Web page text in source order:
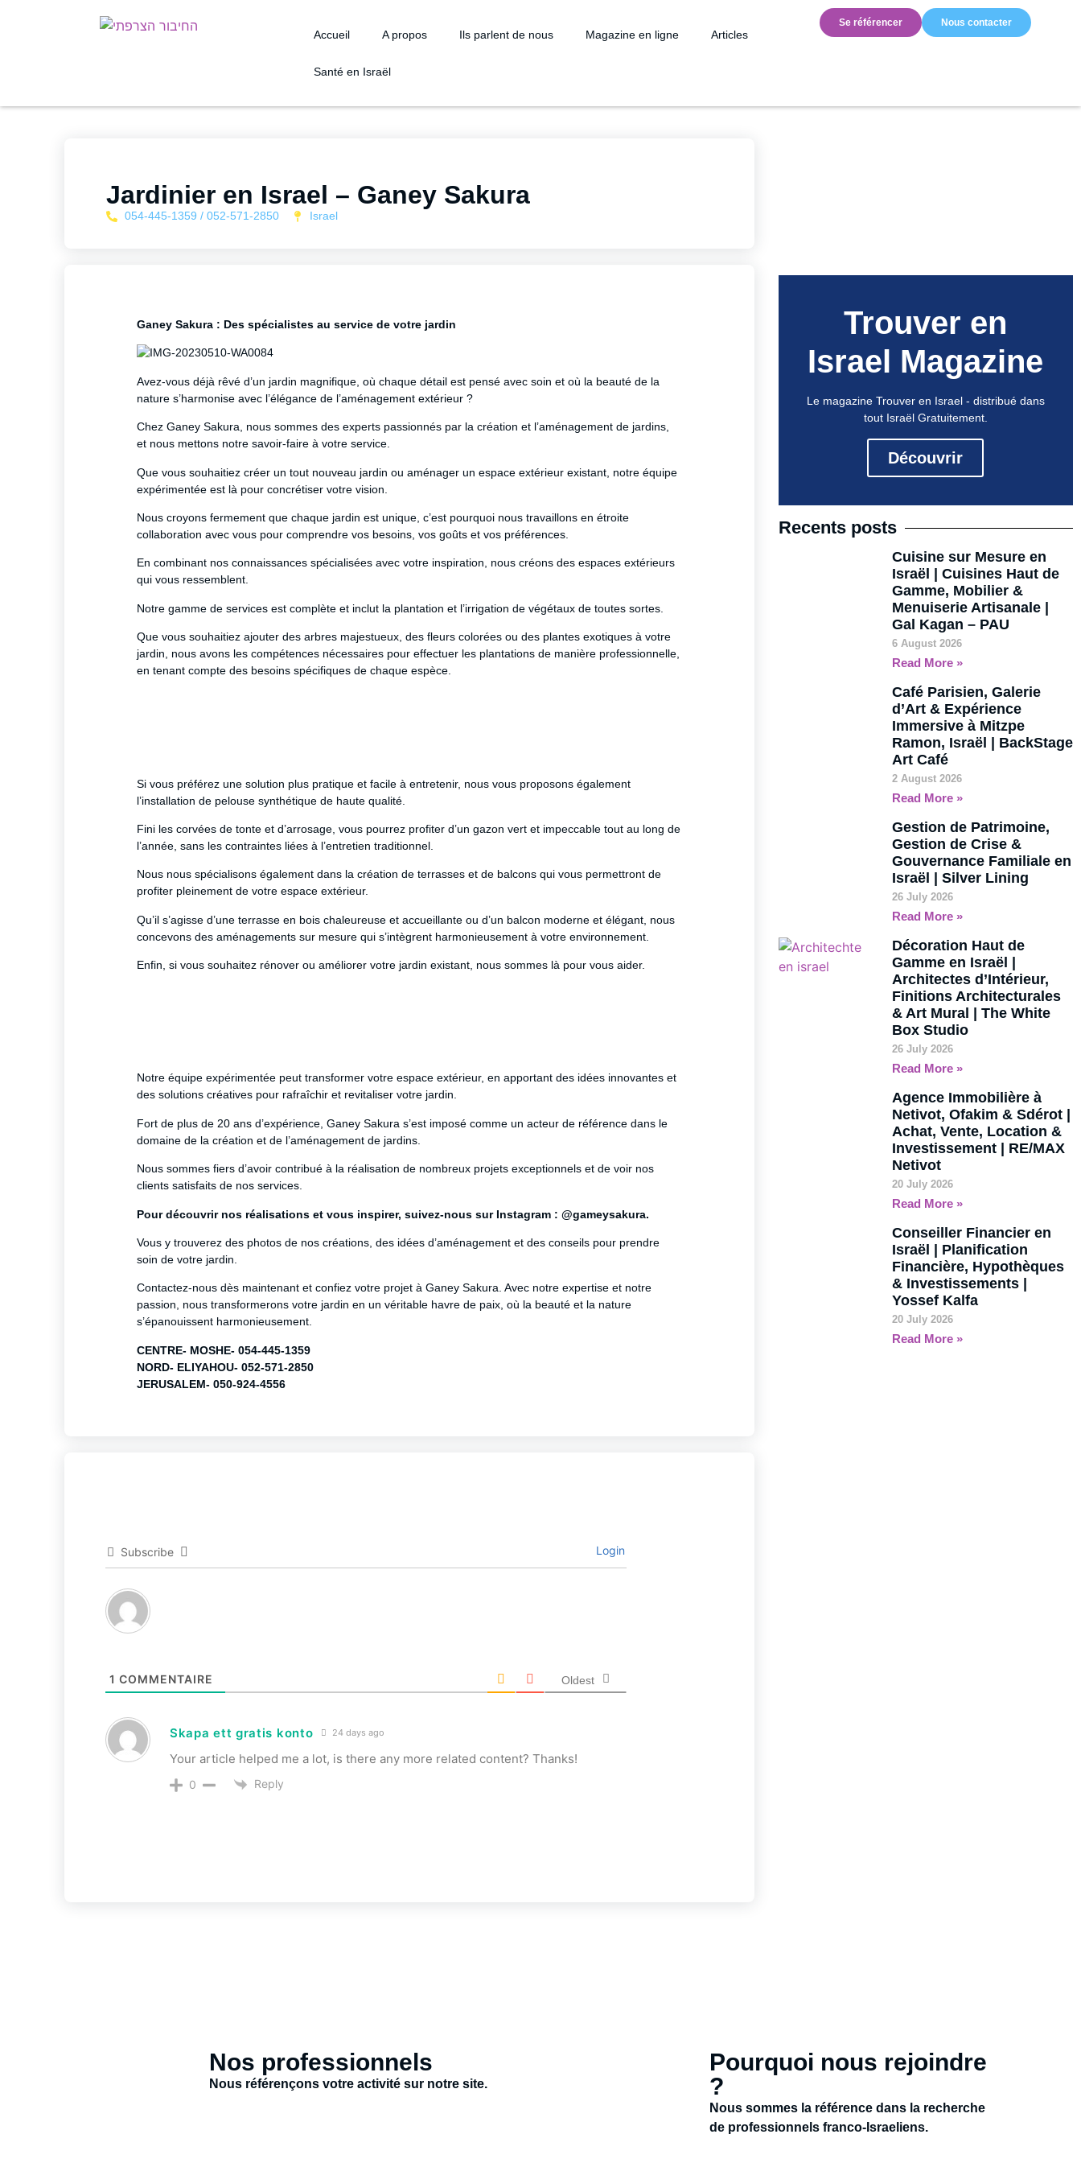
Accueil A propos Ils parlent de nous Magazine en ligne Articles
Santé en Israël
Se référencer Nous contacter
Jardinier en Israel – Ganey Sakura
054-445-1359 / 052-571-2850 Israel
Ganey Sakura : Des spécialistes au service de votre jardin
Avez-vous déjà rêvé d’un jardin magnifique, où chaque détail est pensé avec soin et où la beauté de la
nature s’harmonise avec l’élégance de l’aménagement extérieur ?
Chez Ganey Sakura, nous sommes des experts passionnés par la création et l’aménagement de jardins,
et nous mettons notre savoir-faire à votre service.
Que vous souhaitiez créer un tout nouveau jardin ou aménager un espace extérieur existant, notre équipe
expérimentée est là pour concrétiser votre vision.
Nous croyons fermement que chaque jardin est unique, c’est pourquoi nous travaillons en étroite
collaboration avec vous pour comprendre vos besoins, vos goûts et vos préférences.
En combinant nos connaissances spécialisées avec votre inspiration, nous créons des espaces extérieurs
qui vous ressemblent.
Notre gamme de services est complète et inclut la plantation et l’irrigation de végétaux de toutes sortes.
Que vous souhaitiez ajouter des arbres majestueux, des fleurs colorées ou des plantes exotiques à votre
jardin, nous avons les compétences nécessaires pour effectuer les plantations de manière professionnelle,
en tenant compte des besoins spécifiques de chaque espèce.
Si vous préférez une solution plus pratique et facile à entretenir, nous vous proposons également
l’installation de pelouse synthétique de haute qualité.
Fini les corvées de tonte et d’arrosage, vous pourrez profiter d’un gazon vert et impeccable tout au long de
l’année, sans les contraintes liées à l’entretien traditionnel.
Nous nous spécialisons également dans la création de terrasses et de balcons qui vous permettront de
profiter pleinement de votre espace extérieur.
Qu’il s’agisse d’une terrasse en bois chaleureuse et accueillante ou d’un balcon moderne et élégant, nous
concevons des aménagements sur mesure qui s’intègrent harmonieusement à votre environnement.
Enfin, si vous souhaitez rénover ou améliorer votre jardin existant, nous sommes là pour vous aider.
Notre équipe expérimentée peut transformer votre espace extérieur, en apportant des idées innovantes et
des solutions créatives pour rafraîchir et revitaliser votre jardin.
Fort de plus de 20 ans d’expérience, Ganey Sakura s’est imposé comme un acteur de référence dans le
domaine de la création et de l’aménagement de jardins.
Nous sommes fiers d’avoir contribué à la réalisation de nombreux projets exceptionnels et de voir nos
clients satisfaits de nos services.
Pour découvrir nos réalisations et vous inspirer, suivez-nous sur Instagram : @gameysakura.
Vous y trouverez des photos de nos créations, des idées d’aménagement et des conseils pour prendre
soin de votre jardin.
Contactez-nous dès maintenant et confiez votre projet à Ganey Sakura. Avec notre expertise et notre
passion, nous transformerons votre jardin en un véritable havre de paix, où la beauté et la nature
s’épanouissent harmonieusement.
CENTRE- MOSHE- 054-445-1359
NORD- ELIYAHOU- 052-571-2850
JERUSALEM- 050-924-4556
Subscribe Login
1 COMMENTAIRE Oldest
Skapa ett gratis konto 24 days ago
Your article helped me a lot, is there any more related content? Thanks!
0 Reply
Trouver en
Israel Magazine
Le magazine Trouver en Israel - distribué dans
tout Israël Gratuitement.
Découvrir
Recents posts
Cuisine sur Mesure en
Israël | Cuisines Haut de
Gamme, Mobilier &
Menuiserie Artisanale |
Gal Kagan – PAU
6 August 2026
Read More »
Café Parisien, Galerie
d’Art & Expérience
Immersive à Mitzpe
Ramon, Israël | BackStage
Art Café
2 August 2026
Read More »
Gestion de Patrimoine,
Gestion de Crise &
Gouvernance Familiale en
Israël | Silver Lining
26 July 2026
Read More »
Décoration Haut de
Gamme en Israël |
Architectes d’Intérieur,
Finitions Architecturales
& Art Mural | The White
Box Studio
26 July 2026
Read More »
Agence Immobilière à
Netivot, Ofakim & Sdérot |
Achat, Vente, Location &
Investissement | RE/MAX
Netivot
20 July 2026
Read More »
Conseiller Financier en
Israël | Planification
Financière, Hypothèques
& Investissements |
Yossef Kalfa
20 July 2026
Read More »
Nos professionnels
Nous référençons votre activité sur notre site.
Pourquoi nous rejoindre
?
Nous sommes la référence dans la recherche
de professionnels franco-Israeliens.